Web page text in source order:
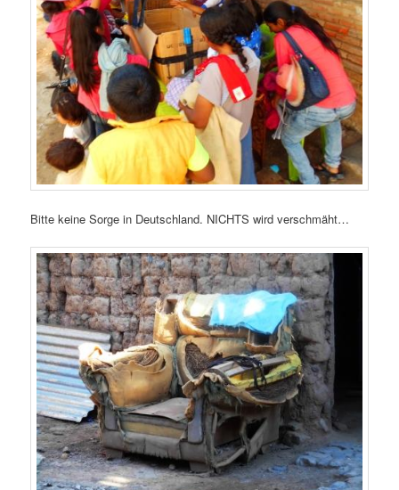
Bitte keine Sorge in Deutschland. NICHTS wird verschmäht…